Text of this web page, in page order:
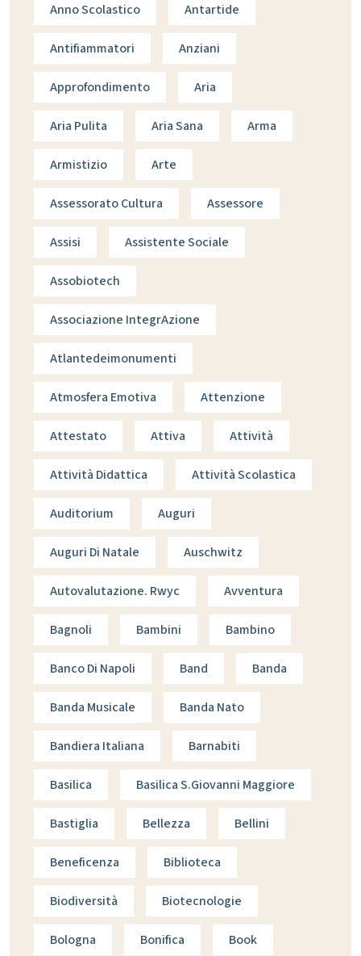
Anno Scolastico Antartide
Antifiammatori Anziani
Approfondimento Aria
Aria Pulita Aria Sana Arma
Armistizio Arte
Assessorato Cultura Assessore
Assisi Assistente Sociale
Assobiotech
Associazione IntegrAzione
Atlantedeimonumenti
Atmosfera Emotiva Attenzione
Attestato Attiva Attività
Attività Didattica Attività Scolastica
Auditorium Auguri
Auguri Di Natale Auschwitz
Autovalutazione. Rwyc Avventura
Bagnoli Bambini Bambino
Banco Di Napoli Band Banda
Banda Musicale Banda Nato
Bandiera Italiana Barnabiti
Basilica Basilica S.giovanni Maggiore
Bastiglia Bellezza Bellini
Beneficenza Biblioteca
Biodiversità Biotecnologie
Bologna Bonifica Book